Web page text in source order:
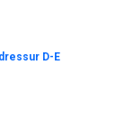
D-E